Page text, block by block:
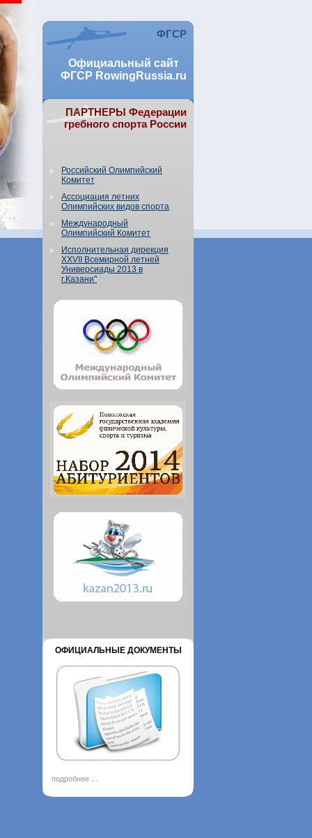
ФГСР
Официальный сайт
ФГСР RowingRussia.ru
ПАРТНЕРЫ Федерации
гребного спорта России
Российский Олимпийский
Комитет
Ассоциация летних
Олимпийских видов спорта
Международный
Олимпийский Комитет
Исполнительная дирекция
XXVII Всемирной летней
Универсиады 2013 в
г.Казани"
ОФИЦИАЛЬНЫЕ ДОКУМЕНТЫ
подробнее ...